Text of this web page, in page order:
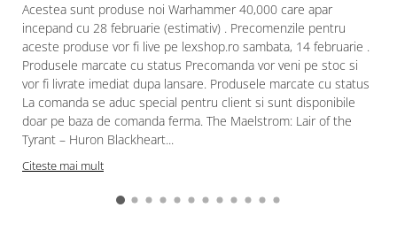
Acestea sunt produse noi Warhammer 40,000 care apar
incepand cu 28 februarie (estimativ) . Precomenzile pentru
aceste produse vor fi live pe lexshop.ro sambata, 14 februarie .
Produsele marcate cu status Precomanda vor veni pe stoc si
vor fi livrate imediat dupa lansare. Produsele marcate cu status
La comanda se aduc special pentru client si sunt disponibile
doar pe baza de comanda ferma. The Maelstrom: Lair of the
Tyrant – Huron Blackheart...
Citeste mai mult